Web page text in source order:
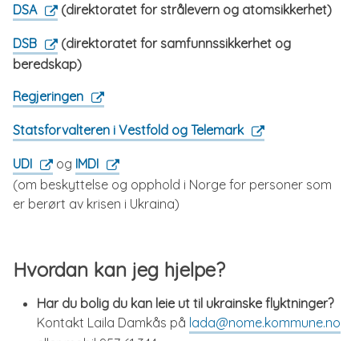
DSA (direktoratet for strålevern og atomsikkerhet)
DSB
(direktoratet for samfunnssikkerhet og
beredskap)
Regjeringen
Statsforvalteren i Vestfold og Telemark
UDI og IMDI
(om beskyttelse og opphold i Norge for personer som
er berørt av krisen i Ukraina)
Hvordan kan jeg hjelpe?
Har du bolig du kan leie ut til ukrainske flyktninger?
Kontakt Laila Damkås på lada@nome.kommune.no